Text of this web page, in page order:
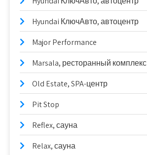
Hyundai КлючАвто, автоцентр
Major Performance
Marsala, ресторанный комплекс
Old Estate, SPA-центр
Pit Stop
Reflex, сауна
Relax, сауна